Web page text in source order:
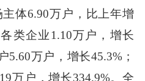
6.90万户，比上年增
类企业1.10万户，增长
5.60万户，增长45.3%；
万户，增长334.9%。全